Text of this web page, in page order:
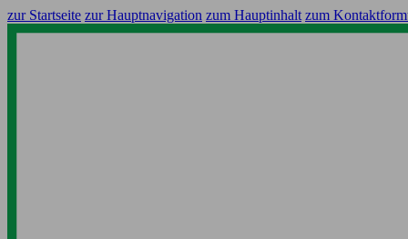
zur Startseite zur Hauptnavigation zum Hauptinhalt zum